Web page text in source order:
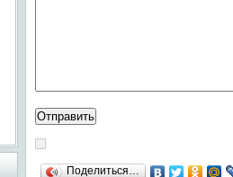
Поделиться…